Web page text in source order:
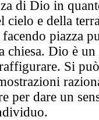
di Dio in
cielo e della
piazza
Dio è un
Si
per dare un